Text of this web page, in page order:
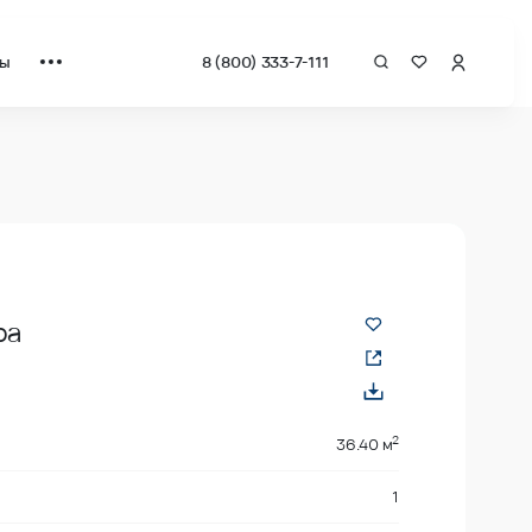
8 (800) 333-7-111
36.40 м2
1